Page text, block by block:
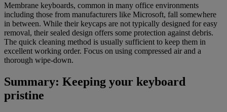
Membrane keyboards, common in many office environments
including those from manufacturers like Microsoft, fall somewhere
in between. While their keycaps are not typically designed for easy
removal, their sealed design offers some protection against debris.
The quick cleaning method is usually sufficient to keep them in
excellent working order. Focus on using compressed air and a
thorough wipe-down.
Summary: Keeping your keyboard
pristine